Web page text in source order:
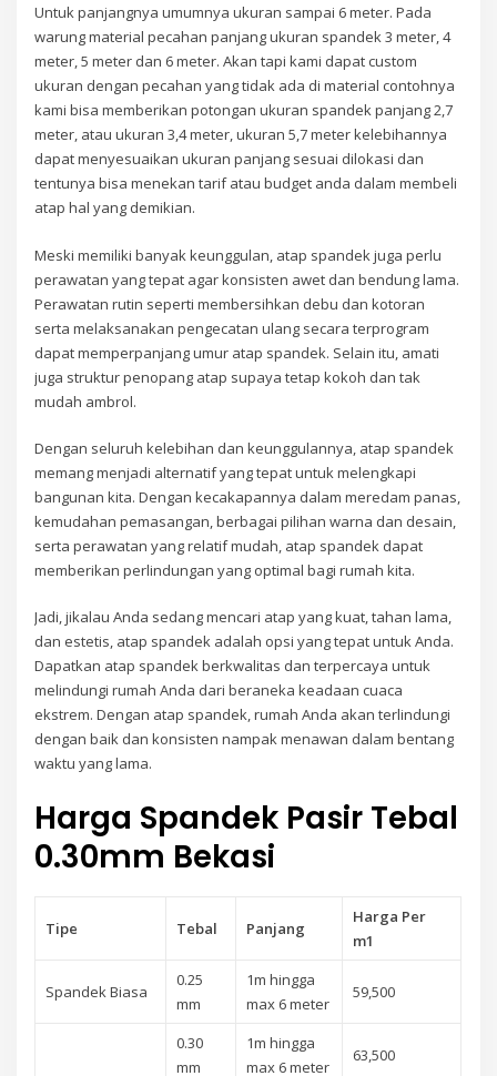
Untuk panjangnya umumnya ukuran sampai 6 meter. Pada
warung material pecahan panjang ukuran spandek 3 meter, 4
meter, 5 meter dan 6 meter. Akan tapi kami dapat custom
ukuran dengan pecahan yang tidak ada di material contohnya
kami bisa memberikan potongan ukuran spandek panjang 2,7
meter, atau ukuran 3,4 meter, ukuran 5,7 meter kelebihannya
dapat menyesuaikan ukuran panjang sesuai dilokasi dan
tentunya bisa menekan tarif atau budget anda dalam membeli
atap hal yang demikian.
Meski memiliki banyak keunggulan, atap spandek juga perlu
perawatan yang tepat agar konsisten awet dan bendung lama.
Perawatan rutin seperti membersihkan debu dan kotoran
serta melaksanakan pengecatan ulang secara terprogram
dapat memperpanjang umur atap spandek. Selain itu, amati
juga struktur penopang atap supaya tetap kokoh dan tak
mudah ambrol.
Dengan seluruh kelebihan dan keunggulannya, atap spandek
memang menjadi alternatif yang tepat untuk melengkapi
bangunan kita. Dengan kecakapannya dalam meredam panas,
kemudahan pemasangan, berbagai pilihan warna dan desain,
serta perawatan yang relatif mudah, atap spandek dapat
memberikan perlindungan yang optimal bagi rumah kita.
Jadi, jikalau Anda sedang mencari atap yang kuat, tahan lama,
dan estetis, atap spandek adalah opsi yang tepat untuk Anda.
Dapatkan atap spandek berkwalitas dan terpercaya untuk
melindungi rumah Anda dari beraneka keadaan cuaca
ekstrem. Dengan atap spandek, rumah Anda akan terlindungi
dengan baik dan konsisten nampak menawan dalam bentang
waktu yang lama.
Harga Spandek Pasir Tebal
0.30mm Bekasi
Tipe Tebal Panjang
Harga Per
m1
Spandek Biasa
0.25
mm
1m hingga
max 6 meter
59,500
0.30
mm
1m hingga
max 6 meter
63,500